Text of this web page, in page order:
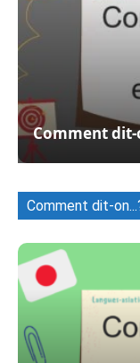
Comment dit-
Comment dit-